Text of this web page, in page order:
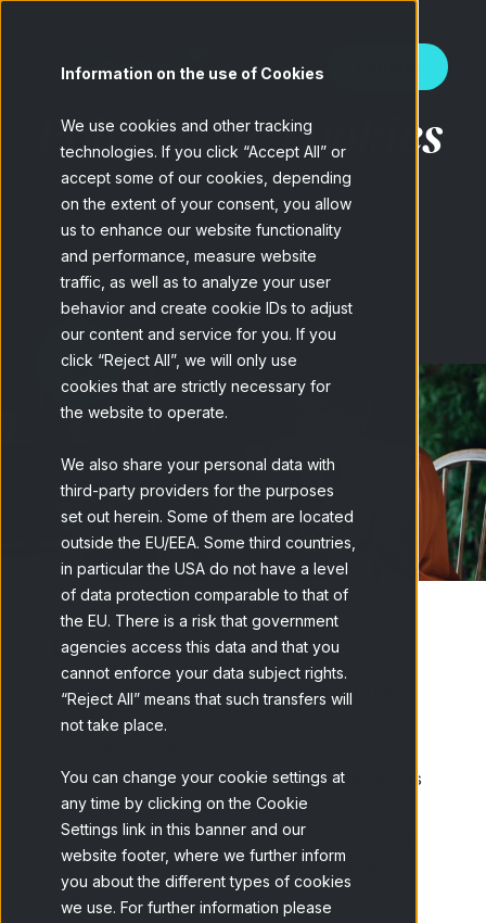
Information on the use of Cookies
We use cookies and other tracking
technologies. If you click “Accept All” or
accept some of our cookies, depending
on the extent of your consent, you allow
us to enhance our website functionality
and performance, measure website
traffic, as well as to analyze your user
behavior and create cookie IDs to adjust
our content and service for you. If you
click “Reject All”, we will only use
cookies that are strictly necessary for
the website to operate.
We also share your personal data with
third-party providers for the purposes
set out herein. Some of them are located
outside the EU/EEA. Some third countries,
in particular the USA do not have a level
of data protection comparable to that of
the EU. There is a risk that government
agencies access this data and that you
cannot enforce your data subject rights.
“Reject All” means that such transfers will
not take place.
You can change your cookie settings at
any time by clicking on the Cookie
Settings link in this banner and our
website footer, where we further inform
you about the different types of cookies
we use. For further information please
Política de cookies
O que são cookies?
Usamos cookies e outras tecnologias (por
exemplo, pixels, scripts) (em doravante,
desempenho e melhorar as experiências dos
usuários. Esta política explica a forma com
que o fazemos. Os cookies são usados ​​para
tornar nosso site mais intuitivo, eficaz e
seguro.